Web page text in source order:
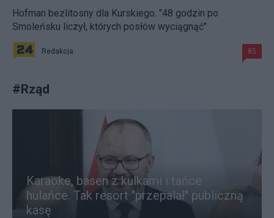
Hofman bezlitosny dla Kurskiego. "48 godzin po
Smoleńsku liczył, których posłów wyciągnąć"
Redakcja 85
#Rząd
Karaoke, basen z kulkami i tańce
hulańce. Tak resort "przepalał" publiczną
kasę